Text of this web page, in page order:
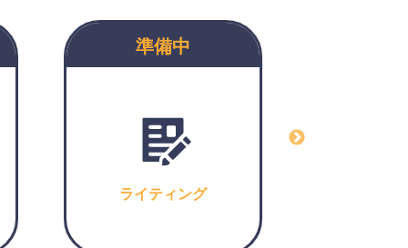
準備中
ライティング